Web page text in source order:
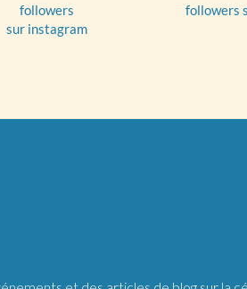
followers
sur instagram
followers